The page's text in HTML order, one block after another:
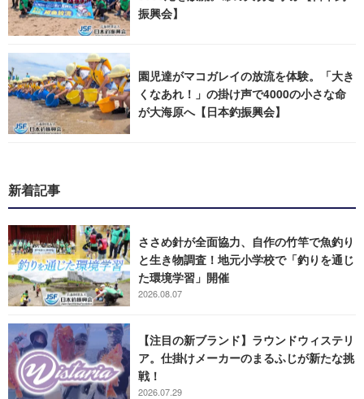
振興会】
園児達がマコガレイの放流を体験。「大き
くなあれ！」の掛け声で4000の小さな命
が大海原へ【日本釣振興会】
新着記事
ささめ針が全面協力、自作の竹竿で魚釣り
と生き物調査！地元小学校で「釣りを通じ
た環境学習」開催
2026.08.07
【注目の新ブランド】ラウンドウィステリ
ア。仕掛けメーカーのまるふじが新たな挑
戦！
2026.07.29